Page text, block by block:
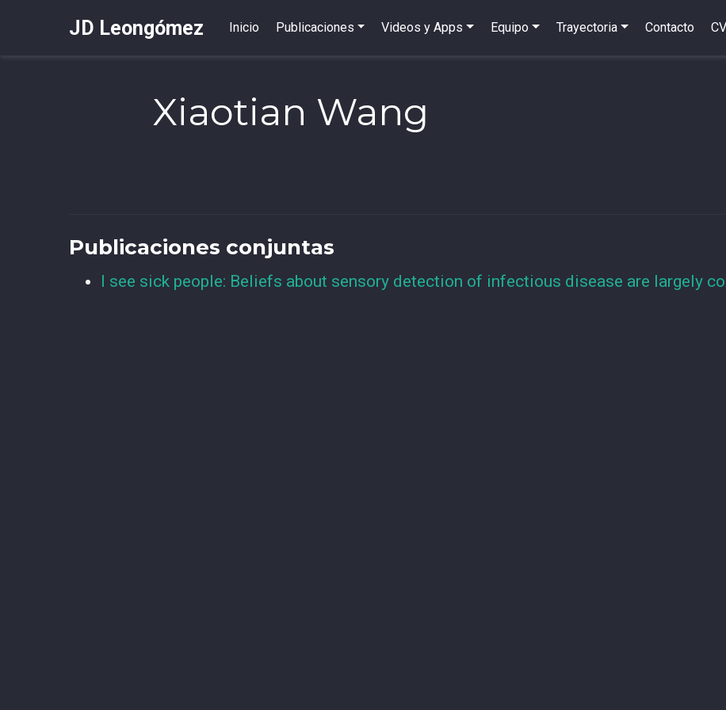
JD Leongómez Inicio Publicaciones Videos y Apps Equipo Trayectoria Contacto CV
Xiaotian Wang
Publicaciones conjuntas
I see sick people: Beliefs about sensory detection of infectious disease are largely